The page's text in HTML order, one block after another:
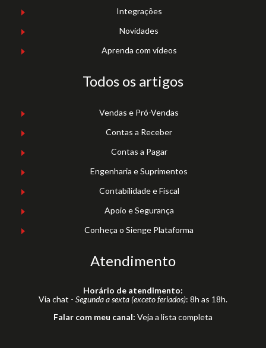
Integrações
Novidades
Aprenda com vídeos
Todos os artigos
Vendas e Pró-Vendas
Contas a Receber
Contas a Pagar
Engenharia e Suprimentos
Contabilidade e Fiscal
Apoio e Segurança
Conheça o Sienge Plataforma
Atendimento
Horário de atendimento:
Via chat - Segunda a sexta (exceto feriados): 8h as 18h.
Falar com meu canal: Veja a lista completa